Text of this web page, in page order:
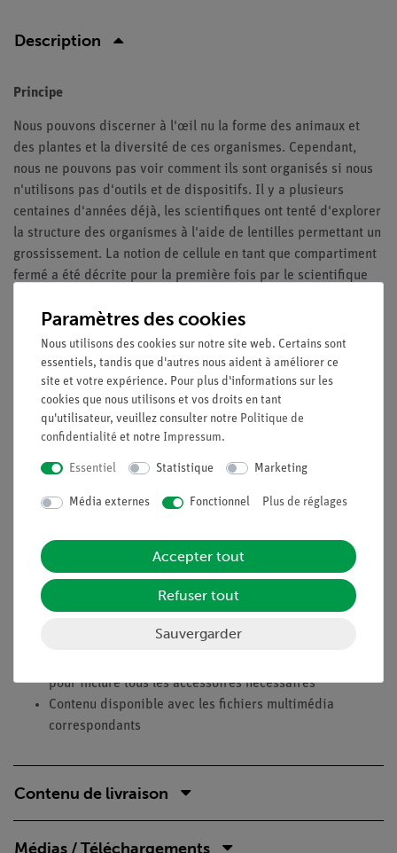
Description
Principe
Nous pouvons discerner à l'œil nu la forme des animaux et
des plantes et la diversité de ces organismes. Cependant,
nous ne pouvons pas voir comment ils sont organisés si nous
n'utilisons pas d'outils et de dispositifs. Il y a plusieurs
centaines d'années déjà, les scientifiques ont tenté d'explorer
la structure des organismes à l'aide de lentilles permettant un
grossissement. La notion de cellule en tant que compartiment
fermé a été décrite pour la première fois par le scientifique
l'année de naissance de la cytologie. Le botaniste Matthias
Schleiden a découvert que les plantes étaient constituées
exclusivement de cellules. Le microscope que vous avez
devant vous est un instrument performant, avec lequel vous
êtes en mesure d'explorer la structure d'une cellule.
Avantages
L'expérience fait partie d'un ensemble complet de
toutes les applications de microscopie
tous les niveaux de classe
Avec des informations détaillées pour l'enseignant, y
compris un exemple d'image microscopique
nécessitant un temps de préparation minimal
pour inclure tous les accessoires nécessaires
Contenu disponible avec les fichiers multimédia
correspondants
Contenu de livraison
Médias / Téléchargements
Paramètres des cookies
Nous utilisons des cookies sur notre site web. Certains sont
essentiels, tandis que d'autres nous aident à améliorer ce
site et votre expérience. Pour plus d'informations sur les
cookies que nous utilisons et vos droits en tant
qu'utilisateur, veuillez consulter notre Politique de
confidentialité et notre Impressum.
Essentiel Statistique Marketing
Média externes Fonctionnel Plus de réglages
Accepter tout
Refuser tout
Sauvergarder